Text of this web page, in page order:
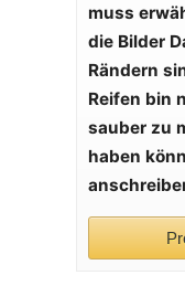
muss
die Bilder
Rändern
Reifen bin
sauber zu
haben